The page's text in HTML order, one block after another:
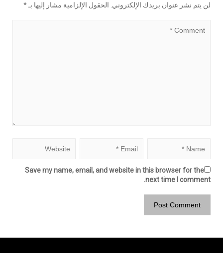
لن يتم نشر عنوان بريدك الإلكتروني. الحقول الإلزامية مشار إليها بـ*
Save my name, email, and website in this browser for the
next time I comment.